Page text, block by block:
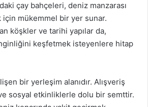
çay bahçeleri, deniz manzarası
mükemmel bir yer sunar.
köşkler ve tarihi yapılar da,
keşfetmek isteyenlere hitap
bir yerleşim alanıdır. Alışveriş
sosyal etkinliklerle dolu bir semttir.